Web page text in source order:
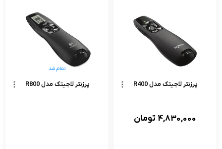
پرزنتر لاجیتک مدل R400
4,830,000 تومان
پرزنتر لاجیتک مدل R800
تمام شد